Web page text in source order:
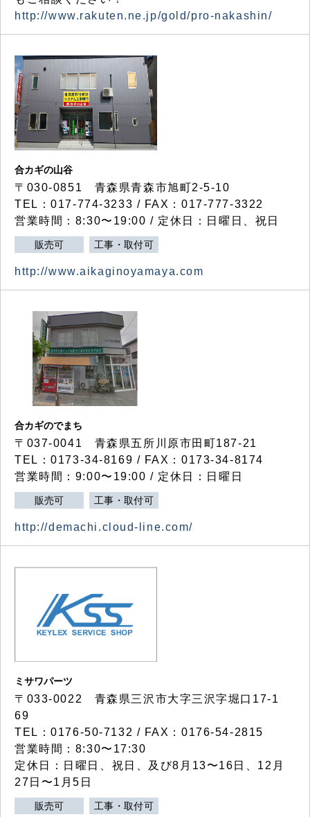
http://www.rakuten.ne.jp/gold/pro-nakashin/
合カギの山谷
〒030-0851 青森県青森市旭町2-5-10
TEL：017-774-3233 / FAX：017-777-3322
営業時間：8:30〜19:00 / 定休日：日曜日、祝日
販売可 工事・取付可
http://www.aikaginoyamaya.com
合カギのでまち
〒037-0041 青森県五所川原市田町187-21
TEL：0173-34-8169 / FAX：0173-34-8174
営業時間：9:00〜19:00 / 定休日：日曜日
販売可 工事・取付可
http://demachi.cloud-line.com/
ミサワパーツ
〒033-0022 青森県三沢市大字三沢字堀口17-1
69
TEL：0176-50-7132 / FAX：0176-54-2815
営業時間：8:30〜17:30
定休日：日曜日、祝日、及び8月13〜16日、12月
27日〜1月5日
販売可 工事・取付可